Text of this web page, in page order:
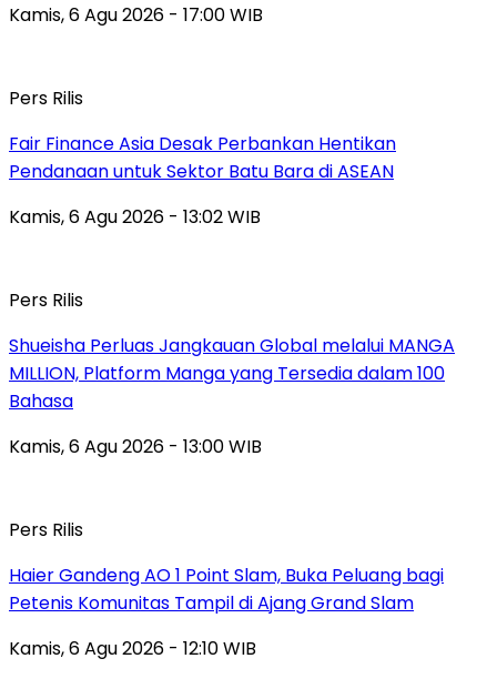
Kamis, 6 Agu 2026 - 17:00 WIB
Pers Rilis
Fair Finance Asia Desak Perbankan Hentikan
Pendanaan untuk Sektor Batu Bara di ASEAN
Kamis, 6 Agu 2026 - 13:02 WIB
Pers Rilis
Shueisha Perluas Jangkauan Global melalui MANGA
MILLION, Platform Manga yang Tersedia dalam 100
Bahasa
Kamis, 6 Agu 2026 - 13:00 WIB
Pers Rilis
Haier Gandeng AO 1 Point Slam, Buka Peluang bagi
Petenis Komunitas Tampil di Ajang Grand Slam
Kamis, 6 Agu 2026 - 12:10 WIB